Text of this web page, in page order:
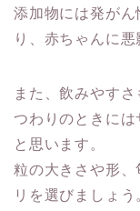
添加物には発が
り、赤ちゃんに悪
また、飲みやすさ
つわりのときに
と思います。
粒の大きさや形
リを選びましょう